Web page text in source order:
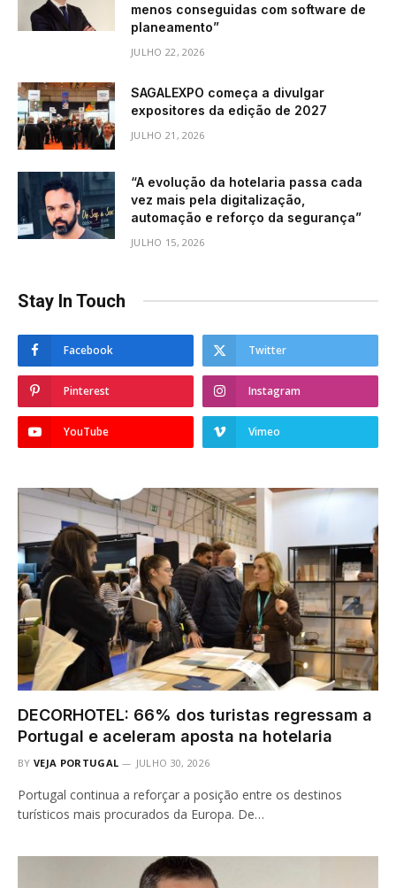
menos conseguidas com software de
planeamento”
JULHO 22, 2026
SAGALEXPO começa a divulgar
expositores da edição de 2027
JULHO 21, 2026
“A evolução da hotelaria passa cada
vez mais pela digitalização,
automação e reforço da segurança”
JULHO 15, 2026
Stay In Touch
Facebook Twitter
Pinterest Instagram
YouTube Vimeo
DECORHOTEL: 66% dos turistas regressam a
Portugal e aceleram aposta na hotelaria
BY VEJA PORTUGAL JULHO 30, 2026
Portugal continua a reforçar a posição entre os destinos
turísticos mais procurados da Europa. De…